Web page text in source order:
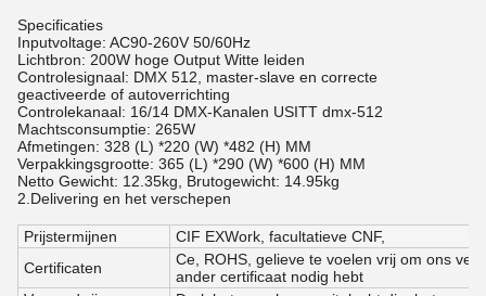
Specificaties
Inputvoltage: AC90-260V 50/60Hz
Lichtbron: 200W hoge Output Witte leiden
Controlesignaal: DMX 512, master-slave en correcte
geactiveerde of autoverrichting
Controlekanaal: 16/14 DMX-Kanalen USITT dmx-512
Machtsconsumptie: 265W
Afmetingen: 328 (L) *220 (W) *482 (H) MM
Verpakkingsgrootte: 365 (L) *290 (W) *600 (H) MM
Netto Gewicht: 12.35kg, Brutogewicht: 14.95kg
2.Delivering en het verschepen
Prijstermijnen
CIF EXWork, facultatieve CNF,
Certificaten
Ce, ROHS, gelieve te voelen vrij om ons
ander certificaat nodig hebt